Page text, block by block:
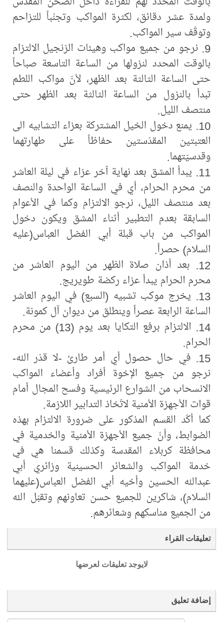
ولمدة عشر دقائق، لكثرة المواكب وتجنّباً للتزاحم
وتوقّف سير المواكب.
9. نرجو من جميع مواكب وهيئات الزنجيل الالتزام
بالوقت المحدد لنزولها من الساعة التاسعة صباحاً
حتى الساعة الثالثة بعد الظهر، لأنّ مواكب اللطم
تبدأ بالنزول من الساعة الثالثة بعد الظهر حتى
منتصف الليل.
10. يمنع دخول الخيل المشتركة بعزاء التشابيه الى
العتبتين المقدّستين حفاظاً على طهارتهما
وقدسيّتهما.
11. يبدأ المشق بعد نهاية آخر عزاء في ليلة العاشر
من محرم الحرام، أي في الساعة الواحدة والنصف
بعد منتصف الليل، نرجو الالتزام وكما في الأعوام
السابقة بعدم التطبير أثناء المشق ويكون دخول
المواكب من باب قبلة أبي الفضل العباس(عليه
السلام) حصراً.
12. بعد أذان صلاة الظهر من اليوم العاشر من
محرم الحرام يبدأ عزاء ركضة طويريج.
13. يخرج موكب تشبيه (السبع) في اليوم العاشر
الساعة الرابعة عصراً وينطلق من ديوان آل كمونة.
14. الالتزام برفع التكايا بعد يوم (13) من محرم
الحرام.
15. في حال حصول أي أمر طارئ -لا قدّر الله-
نرجو من جميع الإخوة أفراد وأعضاء المواكب
الانسحاب من الشوارع الرئيسية وفسح المجال أمام
قوات الأجهزة الأمنية لاتّخاذ التدابير اللازمة.
كما أكّد القسم المذكور على ضرورة الالتزام بهذه
الضوابط، وأنّ جميع الأجهزة الأمنية والخدمية في
محافظة كربلاء المقدسة وكذلك قسمنا هي في
خدمة المواكب والشعائر الحسينية وزائري أبي
عبدالله الحسين وأخيه أبي الفضل العباس(عليهما
السلام)، شاكرين للجميع حسن تعاونهم وتقبّل الله
من الجميع مناسكهم وشعائرهم.
تعليقات القراء
لايوجد تعليقات لعرضها
إضافة تعليق